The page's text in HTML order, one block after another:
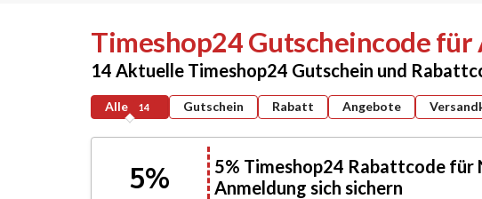
Timeshop24Gutscheincode für
14 Aktuelle Timeshop24 Gutschein und
Alle 14 Gutschein Rabatt Angebote
5%
5% Timeshop24 Rabattcode
Anmeldung sich sichern